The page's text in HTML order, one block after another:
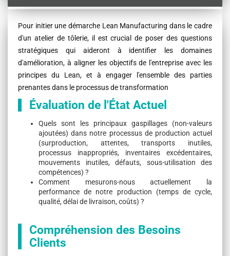
Contenu
Pour initier une démarche Lean Manufacturing dans le cadre
d'un atelier de tôlerie, il est crucial de poser des questions
stratégiques qui aideront à identifier les domaines
d'amélioration, à aligner les objectifs de l'entreprise avec les
principes du Lean, et à engager l'ensemble des parties
prenantes dans le processus de transformation
Évaluation de l'État Actuel
Quels sont les principaux gaspillages (non-valeurs
ajoutées) dans notre processus de production actuel
(surproduction, attentes, transports inutiles,
processus inappropriés, inventaires excédentaires,
mouvements inutiles, défauts, sous-utilisation des
compétences) ?
Comment mesurons-nous actuellement la
performance de notre production (temps de cycle,
qualité, délai de livraison, coûts) ?
Compréhension des Besoins
Clients